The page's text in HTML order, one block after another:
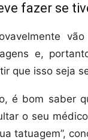
fazer se
e,
que isso seja
é bom saber
o seu
tatuagem”,